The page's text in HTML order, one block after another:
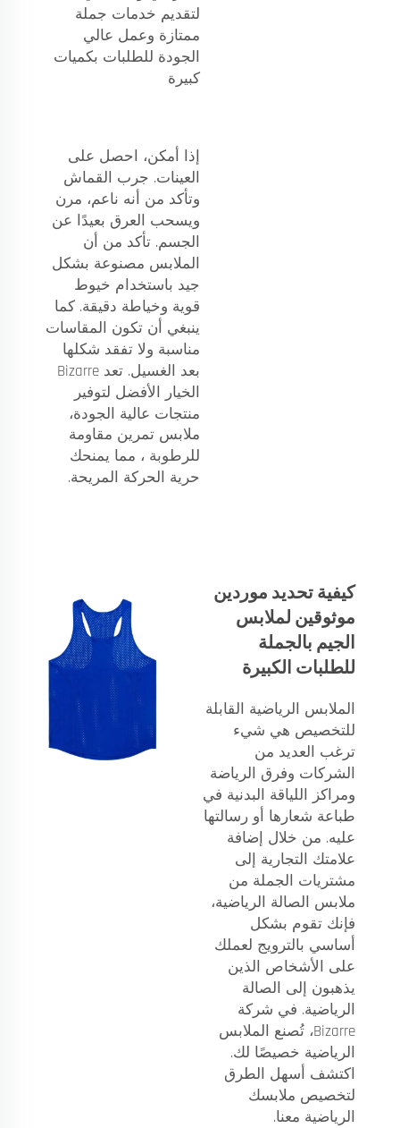
لتقديم خدمات جملة
ممتازة وعمل عالي
الجودة للطلبات بكميات
كبيرة
إذا أمكن، احصل على
العينات. جرب القماش
وتأكد من أنه ناعم، مرن
ويسحب العرق بعيدًا عن
الجسم. تأكد من أن
الملابس مصنوعة بشكل
جيد باستخدام خيوط
قوية وخياطة دقيقة. كما
ينبغي أن تكون المقاسات
مناسبة ولا تفقد شكلها
بعد الغسيل. تعد Bizarre
الخيار الأفضل لتوفير
منتجات عالية الجودة،
ملابس تمرين مقاومة
للرطوبة ، مما يمنحك
حرية الحركة المريحة.
كيفية تحديد موردين
موثوقين لملابس
الجيم بالجملة
للطلبات الكبيرة
الملابس الرياضية القابلة
للتخصيص هي شيء
ترغب العديد من
الشركات وفرق الرياضة
ومراكز اللياقة البدنية في
طباعة شعارها أو رسالتها
عليه. من خلال إضافة
علامتك التجارية إلى
مشتريات الجملة من
ملابس الصالة الرياضية،
فإنك تقوم بشكل
أساسي بالترويج لعملك
على الأشخاص الذين
يذهبون إلى الصالة
الرياضية. في شركة
Bizarre، تُصنع الملابس
الرياضية خصيصًا لك.
اكتشف أسهل الطرق
لتخصيص ملابسك
الرياضية معنا.